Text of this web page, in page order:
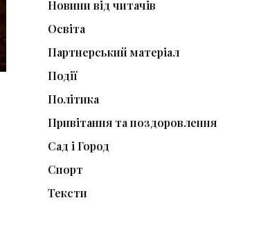
Новини від читачів
Освіта
Партнерський матеріал
Події
Політика
Привітання та поздоровлення
Сад і Город
Спорт
Тексти